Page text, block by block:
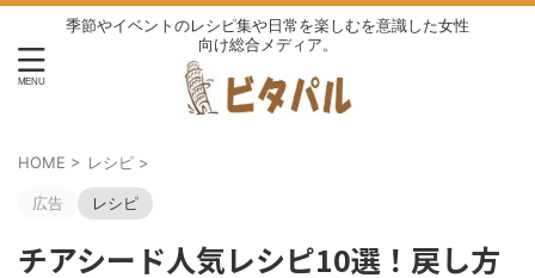
季節やイベントのレシピ集や日常を楽しむを意識した女性
向け総合メディア。
HOME > レシピ >
広告 レシピ
チアシード人気レシピ10選！戻し方